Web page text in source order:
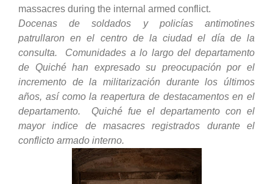
massacres during the internal armed conflict.
Docenas de soldados y policías antimotines
patrullaron en el centro de la ciudad el día de la
consulta. Comunidades a lo largo del departamento
de Quiché han expresado su preocupación por el
incremento de la militarización durante los últimos
años, así como la reapertura de destacamentos en el
departamento. Quiché fue el departamento con el
mayor indice de masacres registrados durante el
conflicto armado interno.